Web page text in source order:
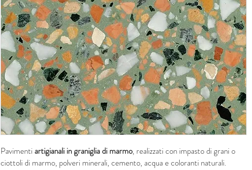
Pavimentiartigianali in graniglia di marmo, realizzati con impasto di grani o
ciottoli di marmo, polveri minerali, cemento, acqua e coloranti naturali.